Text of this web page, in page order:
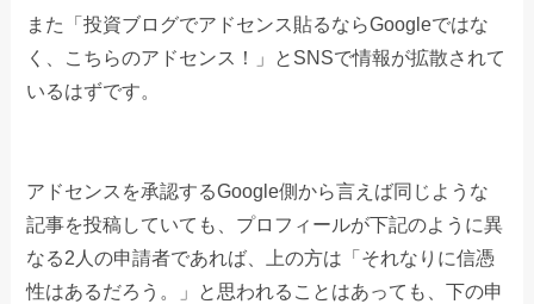
また「投資ブログでアドセンス貼るならGoogleではな
く、こちらのアドセンス！」とSNSで情報が拡散されて
いるはずです。
アドセンスを承認するGoogle側から言えば同じような
記事を投稿していても、プロフィールが下記のように異
なる2人の申請者であれば、上の方は「それなりに信憑
性はあるだろう。」と思われることはあっても、下の申